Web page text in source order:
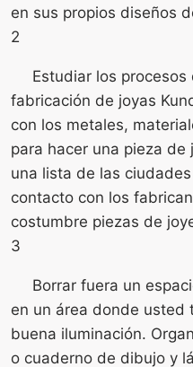
en sus propios diseños
2
Estudiar los
fabricación de joyas
con los metales,
para hacer una pieza de
una lista de las
contacto con los
costumbre piezas de
3
Borrar fuera un
en un área donde usted
buena iluminación.
o cuaderno de dibujo y